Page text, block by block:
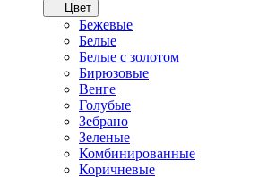
Цвет
Бежевые
Белые
Белые с золотом
Бирюзовые
Венге
Голубые
Зебрано
Зеленые
Комбинированные
Коричневые